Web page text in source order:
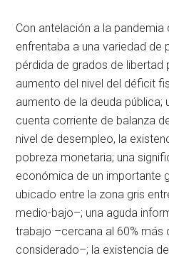
Con antelación a la pandemia
enfrentaba a una variedad de
pérdida de grados de libertad
aumento del nivel del déficit
aumento de la deuda pública;
cuenta corriente de balanza
nivel de desempleo, la
pobreza monetaria; una
económica de un importante
ubicado entre la zona gris
medio-bajo–; una aguda
trabajo –cercana al 60% más
considerado–; la existencia